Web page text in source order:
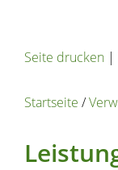
Seite drucken |
Startseite /